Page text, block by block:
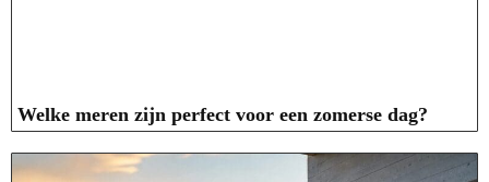
Welke meren zijn perfect voor een zomerse dag?